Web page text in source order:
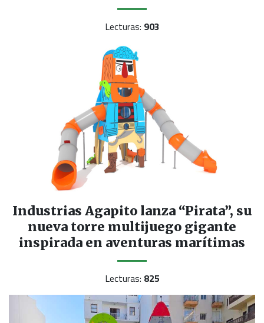
Lecturas: 903
Industrias Agapito lanza “Pirata”, su
nueva torre multijuego gigante
inspirada en aventuras marítimas
Lecturas: 825